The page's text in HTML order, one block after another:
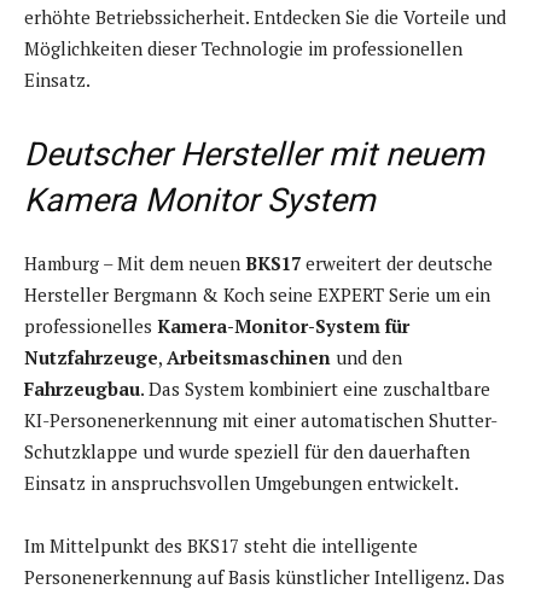
erhöhte Betriebssicherheit. Entdecken Sie die Vorteile und
Möglichkeiten dieser Technologie im professionellen
Einsatz.
Deutscher Hersteller mit neuem
Kamera Monitor System
Hamburg – Mit dem neuen BKS17 erweitert der deutsche
Hersteller Bergmann & Koch seine EXPERT Serie um ein
professionelles Kamera-Monitor-System für
Nutzfahrzeuge, Arbeitsmaschinen und den
Fahrzeugbau. Das System kombiniert eine zuschaltbare
KI-Personenerkennung mit einer automatischen Shutter-
Schutzklappe und wurde speziell für den dauerhaften
Einsatz in anspruchsvollen Umgebungen entwickelt.
Im Mittelpunkt des BKS17 steht die intelligente
Personenerkennung auf Basis künstlicher Intelligenz. Das